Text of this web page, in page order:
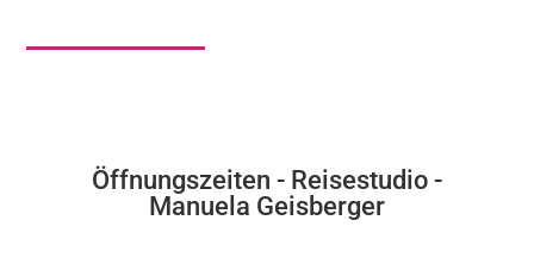
Öffnungszeiten - Reisestudio -
Manuela Geisberger